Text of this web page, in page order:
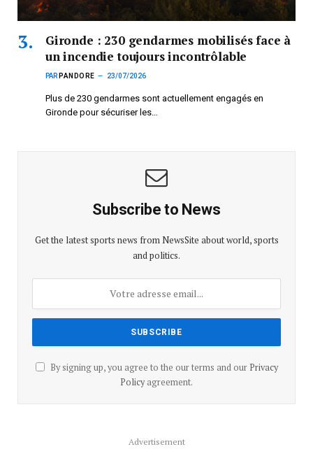
Gironde : 230 gendarmes mobilisés face à
un incendie toujours incontrôlable
PAR PANDORE 23/07/2026
Plus de 230 gendarmes sont actuellement engagés en
Gironde pour sécuriser les…
Subscribe to News
Get the latest sports news from NewsSite about world, sports
and politics.
By signing up, you agree to the our terms and our Privacy
Policyagreement.
Advertisement